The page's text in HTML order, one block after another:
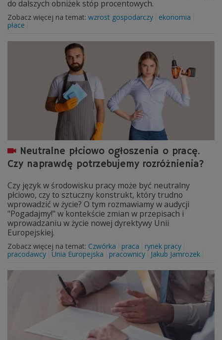
do dalszych obniżek stóp procentowych.
Zobacz więcej na temat: wzrost gospodarczy
ekonomia
płace
Neutralne płciowo ogłoszenia o pracę.
Czy naprawdę potrzebujemy rozróżnienia?
Czy język w środowisku pracy może być neutralny
płciowo, czy to sztuczny konstrukt, który trudno
wprowadzić w życie? O tym rozmawiamy w audycji
"Pogadajmy!" w kontekście zmian w przepisach i
wprowadzaniu w życie nowej dyrektywy Unii
Europejskiej.
Zobacz więcej na temat: Czwórka praca
rynek pracy
pracodawcy Unia Europejska pracownicy Jakub Jamrozek